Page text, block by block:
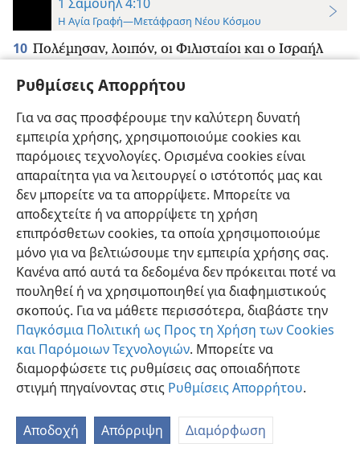
Ρυθμίσεις Απορρήτου
Για να σας προσφέρουμε την καλύτερη δυνατή
εμπειρία χρήσης, χρησιμοποιούμε cookies και
παρόμοιες τεχνολογίες. Ορισμένα cookies είναι
απαραίτητα για να λειτουργεί ο ιστότοπός μας και
δεν μπορείτε να τα απορρίψετε. Μπορείτε να
αποδεχτείτε ή να απορρίψετε τη χρήση
επιπρόσθετων cookies, τα οποία χρησιμοποιούμε
μόνο για να βελτιώσουμε την εμπειρία χρήσης σας.
Κανένα από αυτά τα δεδομένα δεν πρόκειται ποτέ να
πουληθεί ή να χρησιμοποιηθεί για διαφημιστικούς
σκοπούς. Για να μάθετε περισσότερα, διαβάστε την
Παγκόσμια Πολιτική ως Προς τη Χρήση των Cookies
και Παρόμοιων Τεχνολογιών. Μπορείτε να
διαμορφώσετε τις ρυθμίσεις σας οποιαδήποτε
στιγμή πηγαίνοντας στις Ρυθμίσεις Απορρήτου.
Αποδοχή Απόρριψη Διαμόρφωση
Η Αγία Γραφή—Μετάφραση Νέου Κόσμου
10 Πολέμησαν, λοιπόν, οι Φιλισταίοι και ο Ισραήλ
έγινε δε πολύ μεγάλη σφαγή
τον Ισραήλ τριάντα χιλιάδες πεζοί.+
Ελληνική Προτιμήσεις
Copyright© 2026 Watch Tower Bible and Tract Society of Pennsylvania
Όροι Χρήσης Πολιτική Απορρήτου
Ρυθμίσεις Απορρήτου
JW.ORG
Σύνδεση